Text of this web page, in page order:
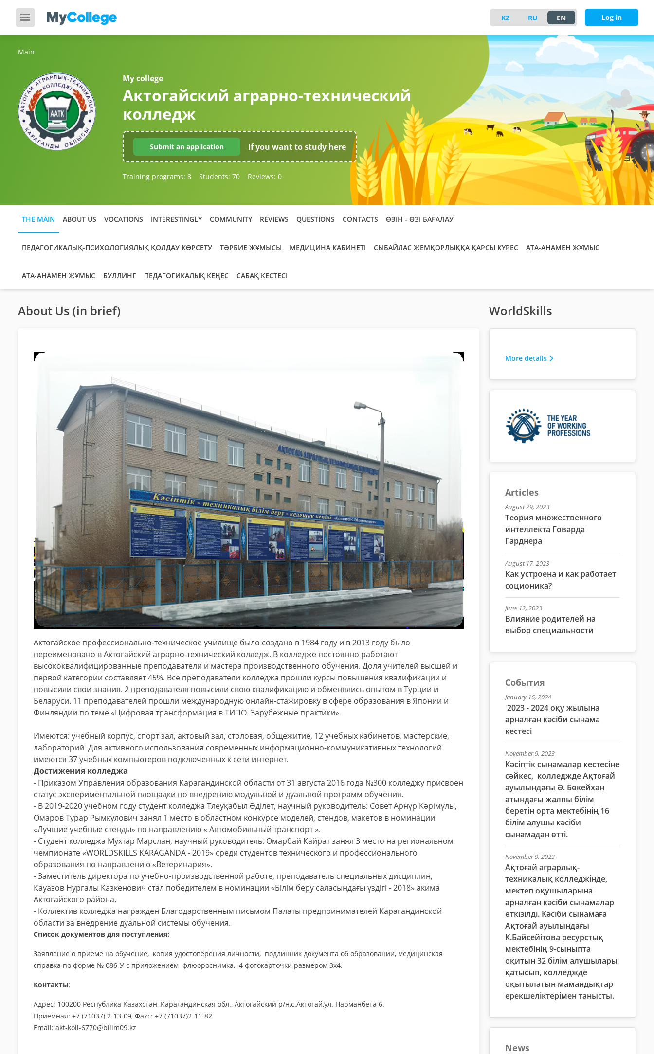
KZ RU EN Log in
Main
My college
Актогайский аграрно-технический
колледж
Submit an application If you want to study here
Training programs: 8 Students: 70 Reviews: 0
THE MAIN ABOUT US VOCATIONS INTERESTINGLY COMMUNITY REVIEWS QUESTIONS CONTACTS ӨЗІН - ӨЗІ БАҒАЛАУ
ПЕДАГОГИКАЛЫҚ-ПСИХОЛОГИЯЛЫҚ ҚОЛДАУ КӨРСЕТУ ТӘРБИЕ ЖҰМЫСЫ МЕДИЦИНА КАБИНЕТІ СЫБАЙЛАС ЖЕМҚОРЛЫҚҚА ҚАРСЫ КҮРЕС АТА-АНАМЕН ЖҰМЫС
АТА-АНАМЕН ЖҰМЫС БУЛЛИНГ ПЕДАГОГИКАЛЫҚ КЕҢЕС САБАҚ КЕСТЕСІ
About Us (in brief)
Актогайское профессионально-техническое училище было создано в 1984 году и в 2013 году было
переименовано в Актогайский аграрно-технический колледж. В колледже постоянно работают
высококвалифицированные преподаватели и мастера производственного обучения. Доля учителей высшей и
первой категории составляет 45%. Все преподаватели колледжа прошли курсы повышения квалификации и
повысили свои знания. 2 преподавателя повысили свою квалификацию и обменялись опытом в Турции и
Беларуси. 11 преподавателей прошли международную онлайн-стажировку в сфере образования в Японии и
Финляндии по теме «Цифровая трансформация в ТИПО. Зарубежные практики».
Имеются: учебный корпус, спорт зал, актовый зал, столовая, общежитие, 12 учебных кабинетов, мастерские,
лабораторий. Для активного использования современных информационно-коммуникативных технологий
имеются 37 учебных компьютеров подключенных к сети интернет.
Достижения колледжа
- Приказом Управления образования Карагандинской области от 31 августа 2016 года №300 колледжу присвоен
статус экспериментальной площадки по внедрению модульной и дуальной программ обучения.
- В 2019-2020 учебном году студент колледжа Тлеуқабыл Әділет, научный руководитель: Совет Арнұр Кәрімұлы,
Омаров Турар Рымкулович занял 1 место в областном конкурсе моделей, стендов, макетов в номинации
«Лучшие учебные стенды» по направлению « Автомобильный транспорт ».
- Студент колледжа Мухтар Марслан, научный руководитель: Омарбай Кайрат занял 3 место на региональном
чемпионате «WORLDSKILLS KARAGANDA - 2019» среди студентов технического и профессионального
образования по направлению «Ветеринария».
- Заместитель директора по учебно-производственной работе, преподаватель специальных дисциплин,
Кауазов Нургалы Казкенович стал победителем в номинации «Білім беру саласындағы үздігі - 2018» акима
Актогайского района.
- Коллектив колледжа награжден Благодарственным письмом Палаты предпринимателей Карагандинской
области за внедрение дуальной системы обучения.
Список документов для поступления:
Заявление о приеме на обучение, копия удостоверения личности, подлинник документа об образовании, медицинская
справка по форме № 086-У c приложением флюороснимка, 4 фотокарточки размером 3х4.
Контакты:
Адрес: 100200 Республика Казахстан, Карагандинская обл., Актогайский р/н,с.Актогай,ул. Нарманбета 6.
Приемная: +7 (71037) 2-13-09, Факс: +7 (71037)2-11-82
Email: akt-koll-6770@bilim09.kz
WorldSkills
More details
Articles
August 29, 2023
Теория множественного
интеллекта Говарда
Гарднера
August 17, 2023
Как устроена и как работает
соционика?
June 12, 2023
Влияние родителей на
выбор специальности
События
January 16, 2024
2023 - 2024 оқу жылына
арналған кәсіби сынама
кестесі
November 9, 2023
Кәсіптік сынамалар кестесіне
сәйкес, колледжде Ақтоғай
ауылындағы Ә. Бөкейхан
атындағы жалпы білім
беретін орта мектебінің 16
білім алушы кәсіби
сынамадан өтті.
November 9, 2023
Ақтоғай аграрлық-
техникалық колледжінде,
мектеп оқушыларына
арналған кәсіби сынамалар
өткізілді. Кәсіби сынамаға
Ақтоғай ауылындағы
К.Байсейітова ресурстық
мектебінің 9-сыныпта
оқитын 32 білім алушылары
қатысып, колледжде
оқытылатын мамандықтар
ерекшеліктерімен танысты.
News